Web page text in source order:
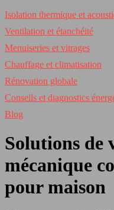
Isolation thermique et
Ventilation et étanchéité
Menuiseries et vitrages
Chauffage et climatisation
Rénovation globale
Conseils et diagnostics
Blog
Solutions de
mécanique
pour maison